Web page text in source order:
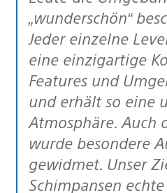
„wunderschön“
Jeder einzelne
eine einzigartige
Features und
und erhält so eine
Atmosphäre. Auch
wurde besondere
gewidmet. Unser
Schimpansen